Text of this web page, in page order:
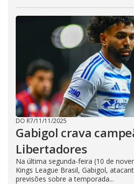
DO R7/11/11/2025
Gabigol crava
Libertadores
Na última segunda-feira (10 de
Kings League Brasil, Gabigol,
previsões sobre a temporada...